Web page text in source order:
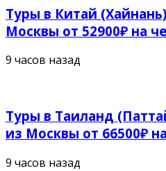
Туры в Китай
Москвы от 52900₽ на
9 часов назад
Туры в Таиланд
из Москвы от 66500₽
9 часов назад